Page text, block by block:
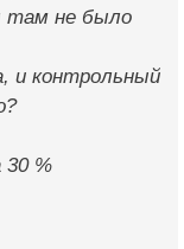
там не было
и контрольный
30 %